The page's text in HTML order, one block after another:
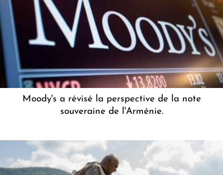
Moody's a révisé la perspective de la note
souveraine de l'Arménie.